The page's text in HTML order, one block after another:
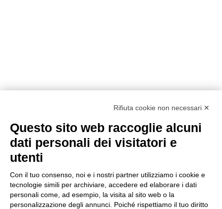
Rifiuta cookie non necessari ✕
Questo sito web raccoglie alcuni
dati personali dei visitatori e
utenti
Con il tuo consenso, noi e i nostri partner utilizziamo i cookie e
tecnologie simili per archiviare, accedere ed elaborare i dati
personali come, ad esempio, la visita al sito web o la
personalizzazione degli annunci. Poiché rispettiamo il tuo diritto